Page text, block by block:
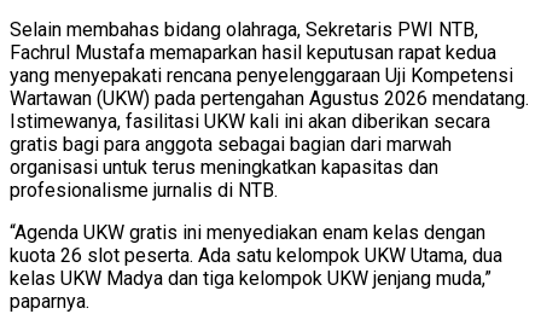
Selain membahas bidang olahraga, Sekretaris PWI NTB,
Fachrul Mustafa memaparkan hasil keputusan rapat kedua
yang menyepakati rencana penyelenggaraan Uji Kompetensi
Wartawan (UKW) pada pertengahan Agustus 2026 mendatang.
Istimewanya, fasilitasi UKW kali ini akan diberikan secara
gratis bagi para anggota sebagai bagian dari marwah
organisasi untuk terus meningkatkan kapasitas dan
profesionalisme jurnalis di NTB.
“Agenda UKW gratis ini menyediakan enam kelas dengan
kuota 26 slot peserta. Ada satu kelompok UKW Utama, dua
kelas UKW Madya dan tiga kelompok UKW jenjang muda,”
paparnya.